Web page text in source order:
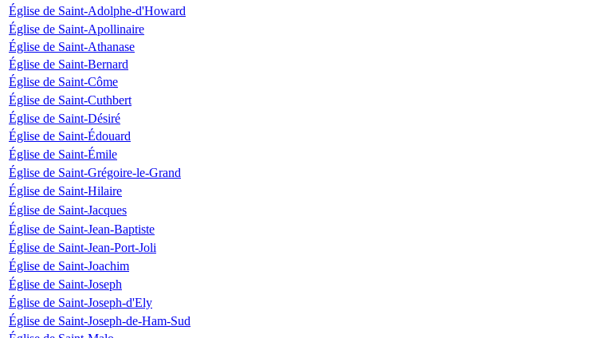
Église de Saint-Adolphe-d'Howard
Église de Saint-Apollinaire
Église de Saint-Athanase
Église de Saint-Bernard
Église de Saint-Côme
Église de Saint-Cuthbert
Église de Saint-Désiré
Église de Saint-Édouard
Église de Saint-Émile
Église de Saint-Grégoire-le-Grand
Église de Saint-Hilaire
Église de Saint-Jacques
Église de Saint-Jean-Baptiste
Église de Saint-Jean-Port-Joli
Église de Saint-Joachim
Église de Saint-Joseph
Église de Saint-Joseph-d'Ely
Église de Saint-Joseph-de-Ham-Sud